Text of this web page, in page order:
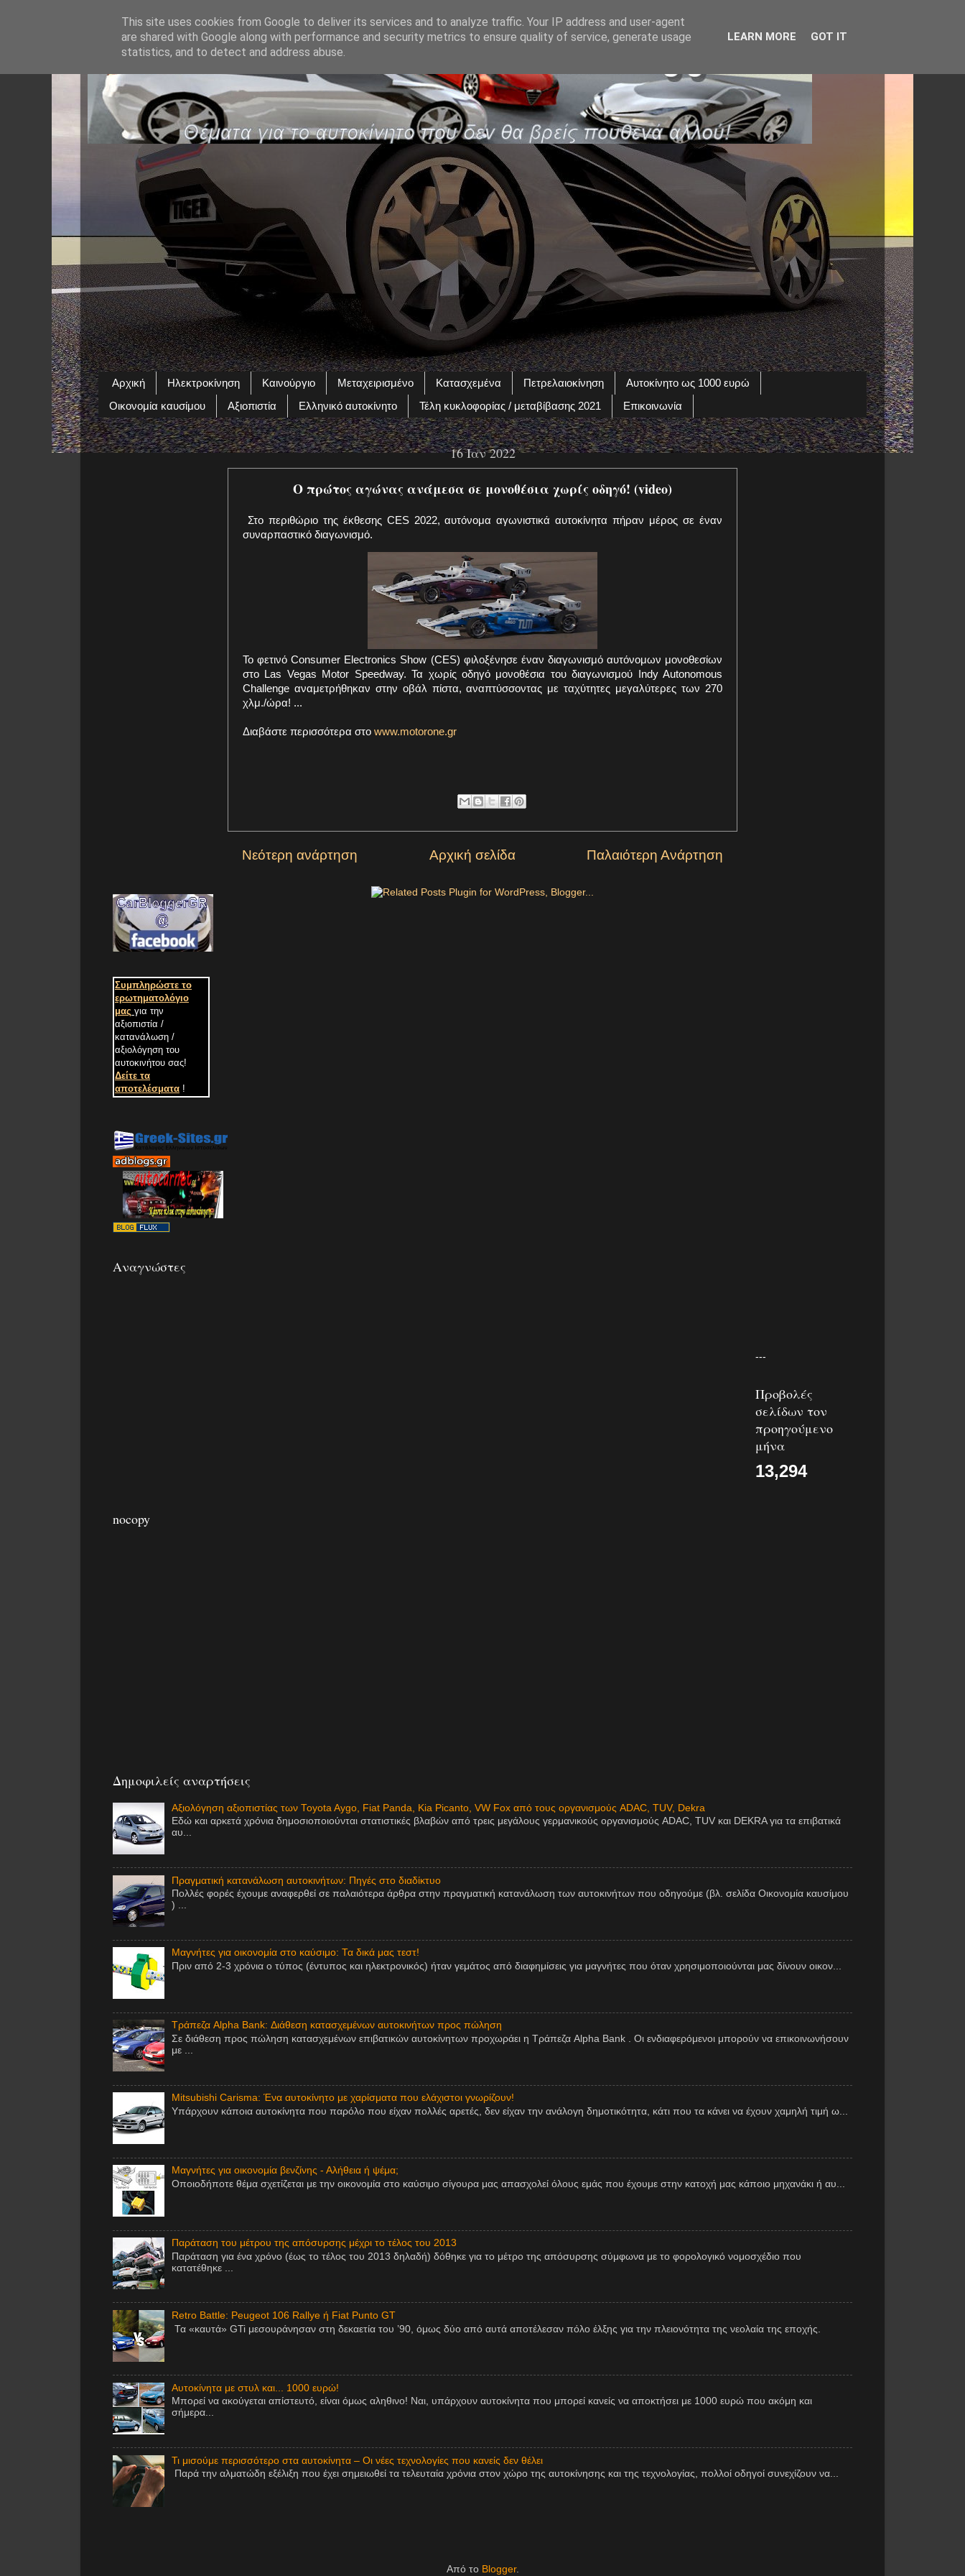
Αρχική Ηλεκτροκίνηση Καινούργιο Μεταχειρισμένο Κατασχεμένα Πετρελαιοκίνηση
Αυτοκίνητο ως 1000 ευρώ
Οικονομία καυσίμου
Αξιοπιστία Ελληνικό αυτοκίνητο Τέλη κυκλοφορίας / μεταβίβασης 2021 Επικοινωνία
16 Ιαν 2022
O πρώτος αγώνας ανάμεσα σε μονοθέσια χωρίς οδηγό! (video)
Στο περιθώριο της έκθεσης CES 2022, αυτόνομα αγωνιστικά αυτοκίνητα πήραν μέρος σε έναν
συναρπαστικό διαγωνισμό.
Το φετινό Consumer Electronics Show (CES) φιλοξένησε έναν διαγωνισμό αυτόνομων μονοθεσίων
στο Las Vegas Motor Speedway. Τα χωρίς οδηγό μονοθέσια του διαγωνισμού Indy Autonomous
Challenge αναμετρήθηκαν στην οβάλ πίστα, αναπτύσσοντας με ταχύτητες μεγαλύτερες των 270
χλμ./ώρα! ...
Διαβάστε περισσότερα στο www.motorone.gr
Νεότερη ανάρτηση Παλαιότερη Ανάρτηση
Αρχική σελίδα
Συμπληρώστε το
ερωτηματολόγιο
μας για την
αξιοπιστία /
κατανάλωση /
αξιολόγηση του
αυτοκινήτου σας!
Δείτε τα
αποτελέσματα !
Αναγνώστες
---
Προβολές
σελίδων τον
προηγούμενο
μήνα
13,294
nocopy
Δημοφιλείς αναρτήσεις
Αξιολόγηση αξιοπιστίας των Toyota Aygo, Fiat Panda, Kia Picanto, VW Fox από τους οργανισμούς ADAC, TUV, Dekra
Εδώ και αρκετά χρόνια δημοσιοποιούνται στατιστικές βλαβών από τρεις μεγάλους γερμανικούς οργανισμούς ADAC, TUV και DEKRA για τα επιβατικά
αυ...
Πραγματική κατανάλωση αυτοκινήτων: Πηγές στο διαδίκτυο
Πολλές φορές έχουμε αναφερθεί σε παλαιότερα άρθρα στην πραγματική κατανάλωση των αυτοκινήτων που οδηγούμε (βλ. σελίδα Οικονομία καυσίμου
) ...
Μαγνήτες για οικονομία στο καύσιμο: Τα δικά μας τεστ!
Πριν από 2-3 χρόνια ο τύπος (έντυπος και ηλεκτρονικός) ήταν γεμάτος από διαφημίσεις για μαγνήτες που όταν χρησιμοποιούνται μας δίνουν οικον...
Τράπεζα Alpha Bank: Διάθεση κατασχεμένων αυτοκινήτων προς πώληση
Σε διάθεση προς πώληση κατασχεμένων επιβατικών αυτοκίνητων προχωράει η Τράπεζα Alpha Bank . Οι ενδιαφερόμενοι μπορούν να επικοινωνήσουν
με ...
Mitsubishi Carisma: Ένα αυτοκίνητο με χαρίσματα που ελάχιστοι γνωρίζουν!
Υπάρχουν κάποια αυτοκίνητα που παρόλο που είχαν πολλές αρετές, δεν είχαν την ανάλογη δημοτικότητα, κάτι που τα κάνει να έχουν χαμηλή τιμή ω...
Μαγνήτες για οικονομία βενζίνης - Αλήθεια ή ψέμα;
Οποιοδήποτε θέμα σχετίζεται με την οικονομία στο καύσιμο σίγουρα μας απασχολεί όλους εμάς που έχουμε στην κατοχή μας κάποιο μηχανάκι ή αυ...
Παράταση του μέτρου της απόσυρσης μέχρι το τέλος του 2013
Παράταση για ένα χρόνο (έως το τέλος του 2013 δηλαδή) δόθηκε για το μέτρο της απόσυρσης σύμφωνα με το φορολογικό νομοσχέδιο που
κατατέθηκε ...
Retro Battle: Peugeot 106 Rallye ή Fiat Punto GT
Τα «καυτά» GTi μεσουράνησαν στη δεκαετία του ’90, όμως δύο από αυτά αποτέλεσαν πόλο έλξης για την πλειονότητα της νεολαία της εποχής.
Αυτοκίνητα με στυλ και... 1000 ευρώ!
Μπορεί να ακούγεται απίστευτό, είναι όμως αληθινο! Ναι, υπάρχουν αυτοκίνητα που μπορεί κανείς να αποκτήσει με 1000 ευρώ που ακόμη και
σήμερα...
Τι μισούμε περισσότερο στα αυτοκίνητα – Οι νέες τεχνολογίες που κανείς δεν θέλει
Παρά την αλματώδη εξέλιξη που έχει σημειωθεί τα τελευταία χρόνια στον χώρο της αυτοκίνησης και της τεχνολογίας, πολλοί οδηγοί συνεχίζουν να...
Από το Blogger.
This site uses cookies from Google to deliver its services and to analyze traffic. Your IP address and user-agent
are shared with Google along with performance and security metrics to ensure quality of service, generate usage
statistics, and to detect and address abuse.
LEARN MORE GOT IT